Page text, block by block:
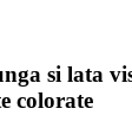
si lata
colorate